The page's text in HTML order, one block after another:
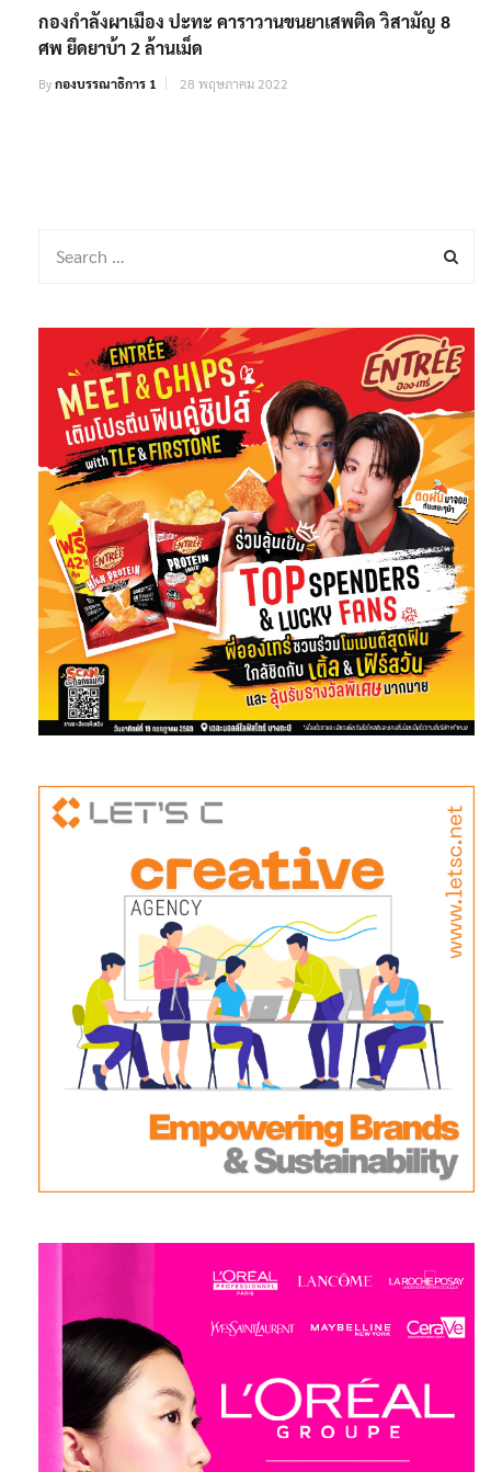
กองกำลังผาเมือง ปะทะ คาราวานขนยาเสพติด วิสามัญ 8
ศพ ยึดยาบ้า 2 ล้านเม็ด
Byกองบรรณาธิการ 1 28 พฤษภาคม 2022